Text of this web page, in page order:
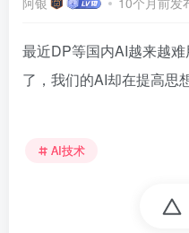
最近DP等国内AI越来越
了，我们的AI却在提高思
AI技术